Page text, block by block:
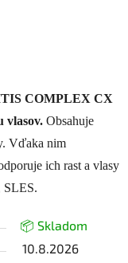
COMPLEX CX
vlasov. Obsahuje
Vďaka nim
ich rast a vlasy
SLES.
📦 Skladom
10.8.2026